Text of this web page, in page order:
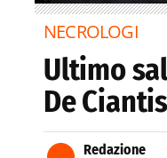
NECROLOGI
Ultimo
De Ciantis
Redazione